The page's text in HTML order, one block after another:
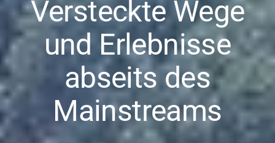
Versteckte Wege
und Erlebnisse
abseits des
Mainstreams